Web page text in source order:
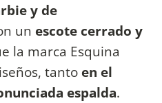
y de
un escote cerrado y
la marca Esquina
tanto en el
espalda.